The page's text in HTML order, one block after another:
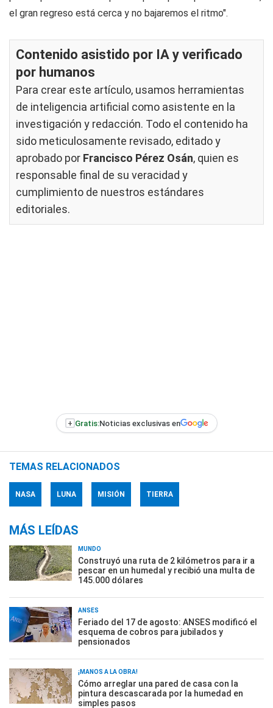
el gran regreso está cerca y no bajaremos el ritmo".
Contenido asistido por IA y verificado
por humanos
Para crear este artículo, usamos herramientas
de inteligencia artificial como asistente en la
investigación y redacción. Todo el contenido ha
sido meticulosamente revisado, editado y
aprobado por Francisco Pérez Osán, quien es
responsable final de su veracidad y
cumplimiento de nuestros estándares
editoriales.
+ Gratis:Noticias exclusivas en
TEMAS RELACIONADOS
NASA LUNA MISIÓN TIERRA
MÁS LEÍDAS
MUNDO
Construyó una ruta de 2 kilómetros para ir a
pescar en un humedal y recibió una multa de
145.000 dólares
ANSES
Feriado del 17 de agosto: ANSES modificó el
esquema de cobros para jubilados y
pensionados
¡MANOS A LA OBRA!
Cómo arreglar una pared de casa con la
pintura descascarada por la humedad en
simples pasos